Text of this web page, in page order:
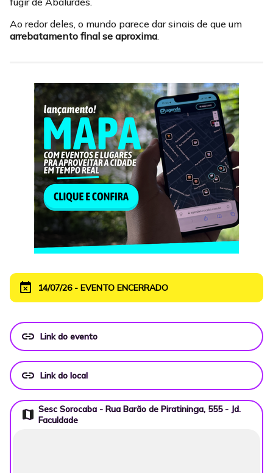
Ao redor deles, o mundo parece dar sinais de que um
arrebatamento final se aproxima.
event_busy 14/07/26 - EVENTO ENCERRADO
link Link do evento
link Link do local
map Sesc Sorocaba - Rua Barão de Piratininga, 555 - Jd.
Faculdade